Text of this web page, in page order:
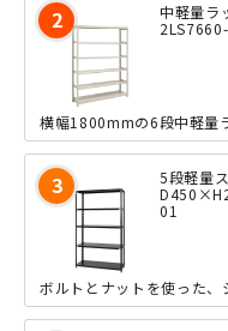
中軽量
5段軽量
01